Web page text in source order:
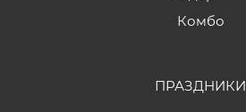
Комбо
ПРАЗДНИКИ